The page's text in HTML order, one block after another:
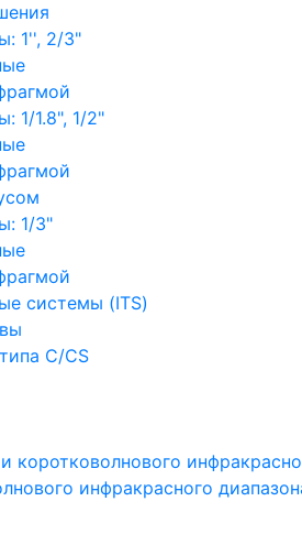
1'', 2/3"
1/1.8", 1/2"
1/3"
системы (ITS)
C/CS
коротковолнового
инфракрасного